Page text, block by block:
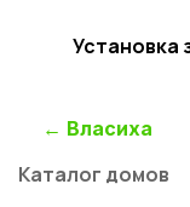
Установка
Навигация
по
← Власиха
Каталог домов